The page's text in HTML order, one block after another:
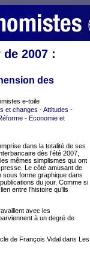
2007 :
des
e-toile
et changes -Attitudes -
- Economie et
dans la totalité de ses
dès l’été 2007,
mêmes simplismes qui ont
Le côté amusant de
sous forme graphique dans
du jour. Comme si
entre l’histoire qu’ils
avec les
à un degré de
de François Vidal dans Les